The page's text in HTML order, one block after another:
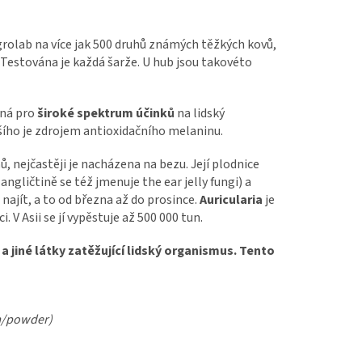
na více jak 500 druhů známých těžkých kovů,
je každá šarže. U hub jsou takovéto
proširoké spektrum účinků na lidský
je zdrojem antioxidačního melaninu.
nejčastěji je nacházena na bezu. Její plodnice
se též jmenuje the ear jelly fungi) a
najít, a to od března až do prosince.Auricularia je
Asii se jí vypěstuje až 500 000 tun.
jiné látky zatěžující lidský organismus. Tento
powder)